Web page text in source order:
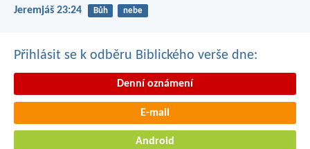
Jeremjáš 23:24 Bůh nebe
Přihlásit se k odběru Biblického verše dne:
Denní oznámení
E-mail
Android